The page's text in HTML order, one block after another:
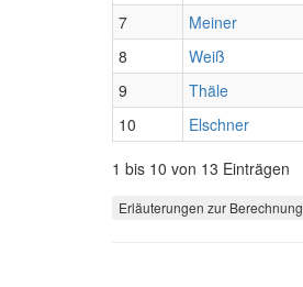
7
Meiner
8
Weiß
9
Thäle
10
Elschner
1 bis 10 von 13 Einträgen
Erläuterungen zur Berechnung